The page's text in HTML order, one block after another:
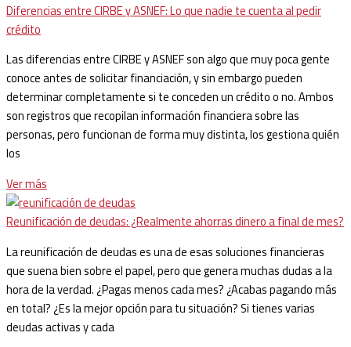
Diferencias entre CIRBE y ASNEF: Lo que nadie te cuenta al pedir
crédito
Las diferencias entre CIRBE y ASNEF son algo que muy poca gente
conoce antes de solicitar financiación, y sin embargo pueden
determinar completamente si te conceden un crédito o no. Ambos
son registros que recopilan información financiera sobre las
personas, pero funcionan de forma muy distinta, los gestiona quién
los
Ver más
Reunificación de deudas: ¿Realmente ahorras dinero a final de mes?
La reunificación de deudas es una de esas soluciones financieras
que suena bien sobre el papel, pero que genera muchas dudas a la
hora de la verdad. ¿Pagas menos cada mes? ¿Acabas pagando más
en total? ¿Es la mejor opción para tu situación? Si tienes varias
deudas activas y cada